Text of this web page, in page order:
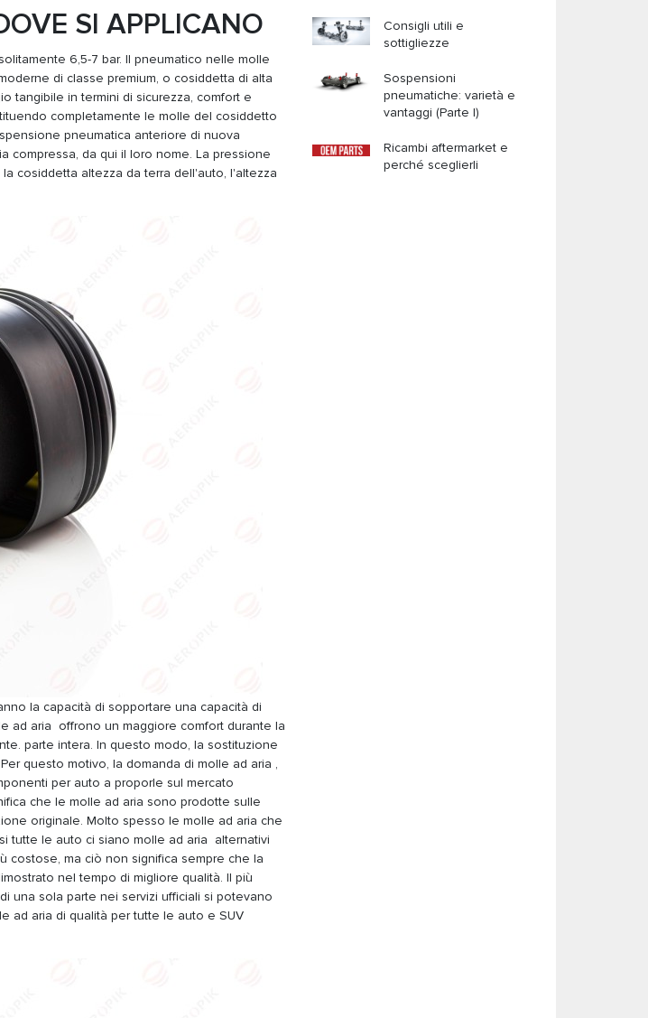
SI APPLICANO
6,5-7 bar. Il pneumatico nelle molle
di classe premium, o cosiddetta di alta
tangibile in termini di sicurezza, comfort e
completamente le molle del cosiddetto
pneumatica anteriore di nuova
compressa, da qui il loro nome. La pressione
cosiddetta altezza da terra dell'auto, l'altezza
la capacità di sopportare una capacità di
ad aria offrono un maggiore comfort durante la
parte intera. In questo modo, la sostituzione
questo motivo, la domanda di molle ad aria ,
per auto a proporle sul mercato
che le molle ad aria sono prodotte sulle
originale. Molto spesso le molle ad aria che
tutte le auto ci siano molle ad aria alternativi
costose, ma ciò non significa sempre che la
nel tempo di migliore qualità. Il più
una sola parte nei servizi ufficiali si potevano
ad aria di qualità per tutte le auto e SUV
Consigli utili e
sottigliezze
Sospensioni
pneumatiche: varietà e
vantaggi (Parte I)
Ricambi aftermarket e
perché sceglierli